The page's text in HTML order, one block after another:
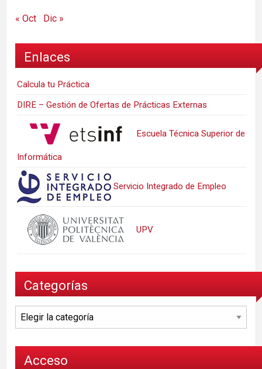
« Oct Dic »
Enlaces
Calcula tu Práctica
DIRE – Gestión de Ofertas de Prácticas Externas
Escuela Técnica Superior de
Informática
Servicio Integrado de Empleo
UPV
Categorías
Categorías
Acceso